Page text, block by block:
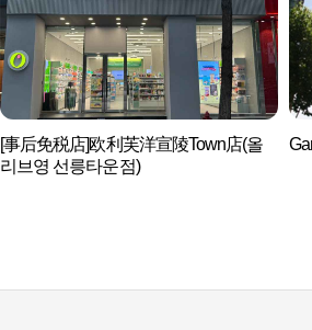
[事后免税店]欧利芙洋宣陵Town店(올
리브영 선릉타운점)